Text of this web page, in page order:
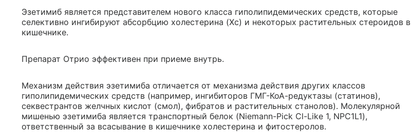
Эзетимиб является представителем нового класса гиполипидемических средств, которые
селективно ингибируют абсорбцию холестерина (Хс) и некоторых растительных стероидов в
кишечнике.
Препарат Отрио эффективен при приеме внутрь.
Механизм действия эзетимиба отличается от механизма действия других классов
гиполипидемических средств (например, ингибиторов ГМГ-КоА-редуктазы (статинов),
секвестрантов желчных кислот (смол), фибратов и растительных станолов). Молекулярной
мишенью эзетимиба является транспортный белок (Niemann-Pick Cl-Like 1, NPC1L1),
ответственный за всасывание в кишечнике холестерина и фитостеролов.